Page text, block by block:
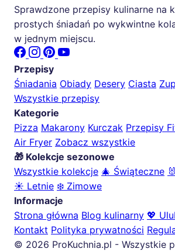
Sprawdzone przepisy kulinarne na
prostych śniadań po wykwintne
w jednym miejscu.
Przepisy
Śniadania Obiady Desery Ciasta
Wszystkie przepisy
Kategorie
Pizza Makarony Kurczak Przepisy
Air Fryer Zobacz wszystkie
🎁 Kolekcje sezonowe
Wszystkie kolekcje 🎄 Świąteczne
☀️ Letnie ❄️ Zimowe
Informacje
Strona główna Blog kulinarny 💖
Kontakt Polityka prywatności
© 2026 ProKuchnia.pl - Wszystkie